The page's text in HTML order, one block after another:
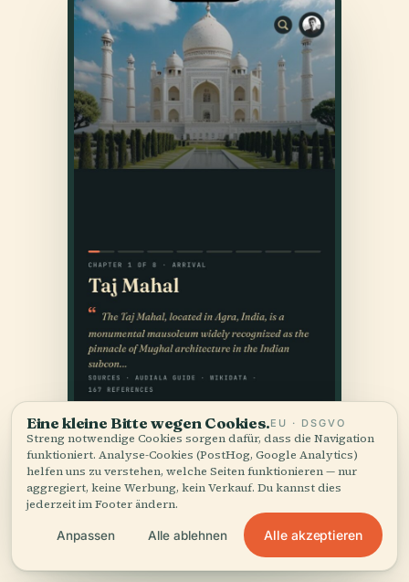
Eine kleine Bitte wegen Cookies.EU · DSGVO
Streng notwendige Cookies sorgen dafür, dass die Navigation
funktioniert. Analyse-Cookies (PostHog, Google Analytics)
helfen uns zu verstehen, welche Seiten funktionieren — nur
aggregiert, keine Werbung, kein Verkauf. Du kannst dies
jederzeit im Footer ändern.
Anpassen Alle ablehnen Alle akzeptieren